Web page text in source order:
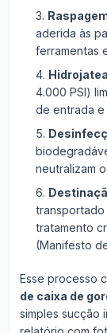
aderida às
ferramentas
4.000 PSI)
de entrada e
neutralizam
transportado
tratamento
(Manifesto
Esse processo
de caixa de
simples sucção